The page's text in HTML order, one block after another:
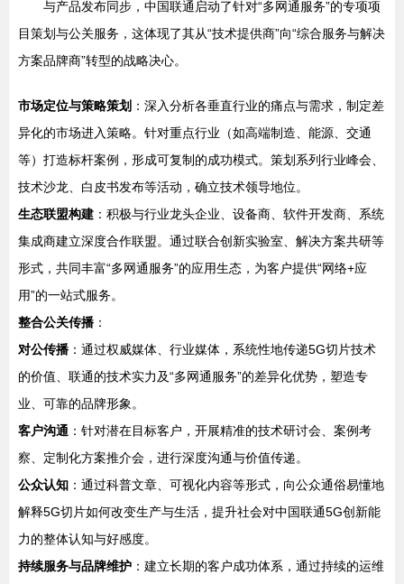
与产品发布同步，中国联通启动了针对“多网通服务”的专项项
目策划与公关服务，这体现了其从“技术提供商”向“综合服务与解决
方案品牌商”转型的战略决心。
市场定位与策略策划 ：深入分析各垂直行业的痛点与需求，制定差
异化的市场进入策略。针对重点行业（如高端制造、能源、交通
等）打造标杆案例，形成可复制的成功模式。策划系列行业峰会、
技术沙龙、白皮书发布等活动，确立技术领导地位。
生态联盟构建 ：积极与行业龙头企业、设备商、软件开发商、系统
集成商建立深度合作联盟。通过联合创新实验室、解决方案共研等
形式，共同丰富“多网通服务”的应用生态，为客户提供“网络+应
用”的一站式服务。
整合公关传播 ：
对公传播 ：通过权威媒体、行业媒体，系统性地传递5G切片技术
的价值、联通的技术实力及“多网通服务”的差异化优势，塑造专
业、可靠的品牌形象。
客户沟通 ：针对潜在目标客户，开展精准的技术研讨会、案例考
察、定制化方案推介会，进行深度沟通与价值传递。
公众认知 ：通过科普文章、可视化内容等形式，向公众通俗易懂地
解释5G切片如何改变生产与生活，提升社会对中国联通5G创新能
力的整体认知与好感度。
持续服务与品牌维护 ：建立长期的客户成功体系，通过持续的运维